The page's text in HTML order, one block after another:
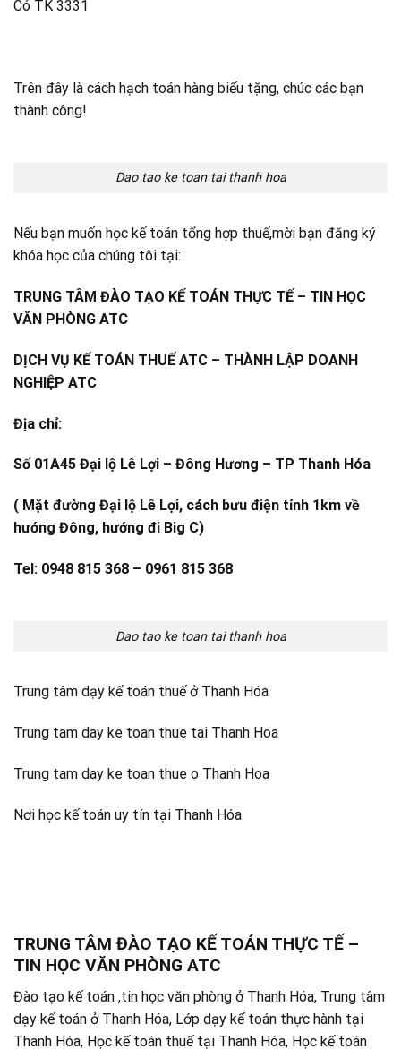
Có TK 3331
Trên đây là cách hạch toán hàng biếu tặng, chúc các bạn
thành công!
Dao tao ke toan tai thanh hoa
Nếu bạn muốn học kế toán tổng hợp thuế,mời bạn đăng ký
khóa học của chúng tôi tại:
TRUNG TÂM ĐÀO TẠO KẾ TOÁN THỰC TẾ – TIN HỌC
VĂN PHÒNG ATC
DỊCH VỤ KẾ TOÁN THUẾ ATC – THÀNH LẬP DOANH
NGHIỆP ATC
Địa chỉ:
Số 01A45 Đại lộ Lê Lợi – Đông Hương – TP Thanh Hóa
( Mặt đường Đại lộ Lê Lợi, cách bưu điện tỉnh 1km về
hướng Đông, hướng đi Big C)
Tel: 0948 815 368 – 0961 815 368
Dao tao ke toan tai thanh hoa
Trung tâm dạy kế toán thuế ở Thanh Hóa
Trung tam day ke toan thue tai Thanh Hoa
Trung tam day ke toan thue o Thanh Hoa
Nơi học kế toán uy tín tại Thanh Hóa
TRUNG TÂM ĐÀO TẠO KẾ TOÁN THỰC TẾ –
TIN HỌC VĂN PHÒNG ATC
Đào tạo kế toán ,tin học văn phòng ở Thanh Hóa, Trung tâm
dạy kế toán ở Thanh Hóa, Lớp dạy kế toán thực hành tại
Thanh Hóa, Học kế toán thuế tại Thanh Hóa, Học kế toán